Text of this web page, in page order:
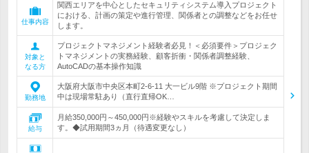
仕事内容
関西エリアを中心としたセキュリティシステム導入プロジェクト
における、計画の策定や進行管理、関係者との調整などをお任せ
します。
対象と
なる方
プロジェクトマネジメント経験者必見！＜必須要件＞プロジェク
トマネジメントの実務経験、顧客折衝・関係者調整経験、
AutoCADの基本操作知識
勤務地
大阪府大阪市中央区本町2-6-11 大一ビル9階 ※プロジェクト期間
中は現場常駐あり（直行直帰OK…
給与
月給350,000円～450,000円※経験やスキルを考慮して決定しま
す。◆試用期間3ヵ月（待遇変更なし）